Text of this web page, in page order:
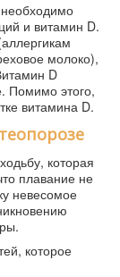
и витамин D.
молоко),
D
Помимо этого,
витамина D.
которая
плавание не
невесомое
которое